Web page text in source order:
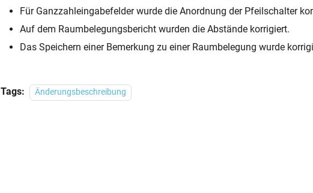
Für Ganzzahleingabefelder wurde die Anordnung der Pfeilschalter
Auf dem Raumbelegungsbericht wurden die Abstände korrigiert.
Das Speichern einer Bemerkung zu einer Raumbelegung wurde
Tags: Änderungsbeschreibung